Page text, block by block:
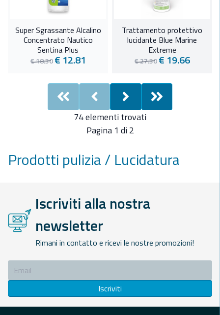
Super Sgrassante Alcalino
Concentrato Nautico
Sentina Plus
€ 18.30€ 12.81
Trattamento protettivo
lucidante Blue Marine
Extreme
€ 27.30€ 19.66
FirstPrevious
74 elementi trovati
Pagina 1 di 2
NextLast
Prodotti pulizia / Lucidatura
Iscriviti alla nostra
newsletter
Rimani in contatto e ricevi le nostre promozioni!
Iscriviti